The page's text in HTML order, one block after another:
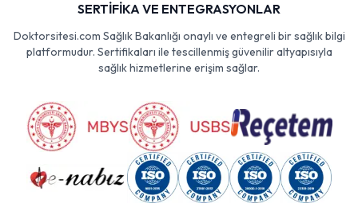
SERTİFİKA VE ENTEGRASYONLAR
Doktorsitesi.com Sağlık Bakanlığı onaylı ve entegreli bir sağlık bilgi
platformudur. Sertifikaları ile tescillenmiş güvenilir altyapısıyla
sağlık hizmetlerine erişim sağlar.